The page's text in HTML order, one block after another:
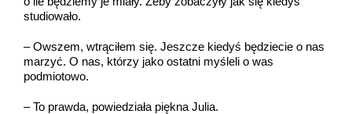
studiowało.
– Owszem, wtrąciłem się. Jeszcze kiedyś będziecie o nas
marzyć. O nas, którzy jako ostatni myśleli o was
podmiotowo.
– To prawda, powiedziała piękna Julia.